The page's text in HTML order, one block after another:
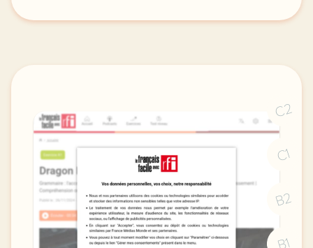
duree 1h30 niveau b2 public grands adolescents
C2
C1
B2
B1